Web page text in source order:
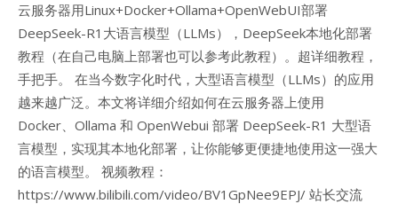
云服务器用Linux+Docker+Ollama+OpenWebUI部署
DeepSeek-R1大语言模型（LLMs），DeepSeek本地化部署
教程（在自己电脑上部署也可以参考此教程）。超详细教程，
手把手。 在当今数字化时代，大型语言模型（LLMs）的应用
越来越广泛。本文将详细介绍如何在云服务器上使用
Docker、Ollama 和 OpenWebui 部署 DeepSeek-R1 大型语
言模型，实现其本地化部署，让你能够更便捷地使用这一强大
的语言模型。 视频教程：
https://www.bilibili.com/video/BV1GpNee9EPJ/ 站长交流